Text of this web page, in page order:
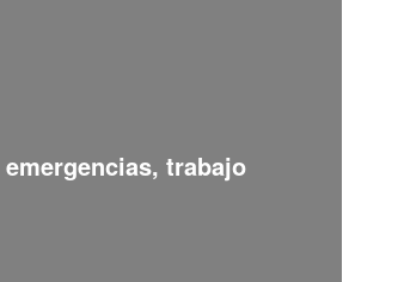
trabajo